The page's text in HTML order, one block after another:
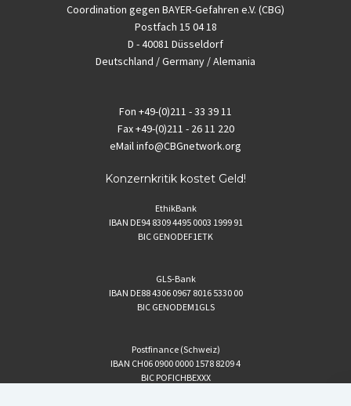
Coordination gegen BAYER-Gefahren e.V. (CBG)
Postfach 15 04 18
D - 40081 Düsseldorf
Deutschland / Germany / Alemania
Fon +49-(0)211 - 33 39 11
Fax+49-(0)211 - 26 11 220
eMailinfo@CBGnetwork.org
Konzernkritik kostet Geld!
EthikBank
IBAN DE94 8309 4495 0003 1999 91
BIC GENODEF1ETK
GLS-Bank
IBAN DE88 4306 0967 8016 5330 00
BIC GENODEM1GLS
Postfinance (Schweiz)
IBAN CH06 0900 0000 1578 8209 4
BIC POFICHBEXXX